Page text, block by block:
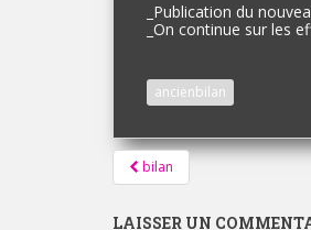
Publication du
On continue sur les
ancienbilan
Pagination
d'article
bilan
LAISSER UN